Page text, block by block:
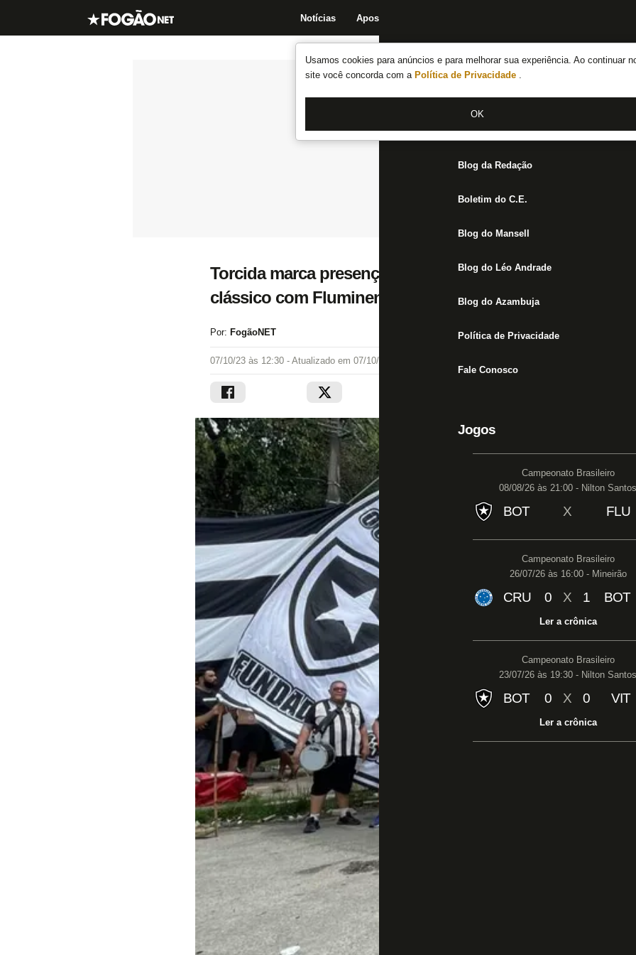
Usamos cookies para anúncios e para melhorar sua experiência. Ao continuar
site você concorda com a Política de Privacidade .
OK
Notícias Apostas
Notícias do Botafogo
Fórum
Jogos
Blog da Redação
Boletim do C.E.
Blog do Mansell
Blog do Léo Andrade
Blog do Azambuja
Política de Privacidade
Fale Conosco
Jogos
Campeonato Brasileiro
08/08/26 às 21:00 - Nilton Santos
BOT X FLU
Campeonato Brasileiro
26/07/26 às 16:00 - Mineirão
CRU 0 X 1 BOT
Ler a crônica
Campeonato Brasileiro
23/07/26 às 19:30 - Nilton Santos
BOT 0 X 0 VIT
Ler a crônica
Torcida marca presença em frente ao CT e apoia
clássico com Fluminense
Por: FogãoNET
07/10/23 às 12:30 - Atualizado em 07/10/23 às 16:17